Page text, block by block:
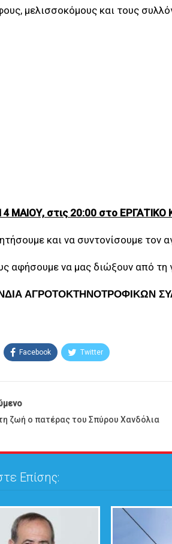
μελισσοκόμους και τους
ΜΑΙΟΥ, στις 20:00 στο
και να συντονίσουμε τον
αφήσουμε να μας διώξουν από τη
ΑΓΡΟΤΟΚΤΗΝΟΤΡΟΦΙΚΩΝ
Facebook Twitter
ζωή ο πατέρας του Σπύρου Χανδόλια
Επίσης: